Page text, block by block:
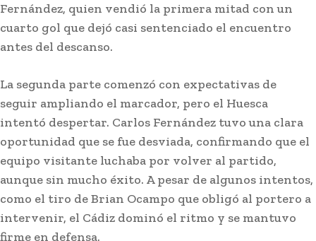
Actualidad
El sector del vino de Jerez apuesta por
productos «premium» para mejorar ventas
tras caer un 6% las exportaciones
Fernández, quien vendió la primera mitad con un
cuarto gol que dejó casi sentenciado el encuentro
antes del descanso.
La segunda parte comenzó con expectativas de
seguir ampliando el marcador, pero el Huesca
intentó despertar. Carlos Fernández tuvo una clara
oportunidad que se fue desviada, confirmando que el
equipo visitante luchaba por volver al partido,
aunque sin mucho éxito. A pesar de algunos intentos,
como el tiro de Brian Ocampo que obligó al portero a
intervenir, el Cádiz dominó el ritmo y se mantuvo
firme en defensa.